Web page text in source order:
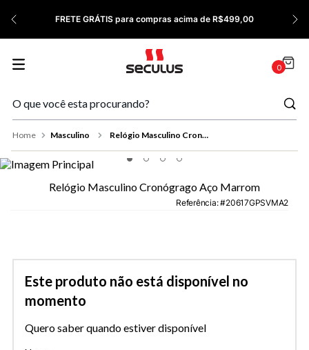
FRETE GRÁTIS para compras acima de R$499,00
0
Masculino Relógio Masculino Cronógrago Aço Marrom
Relógio Masculino Cronógrago Aço Marrom
Referência: 20617GPSVMA2
Este produto não está disponível no
momento
Quero saber quando estiver disponível
9º